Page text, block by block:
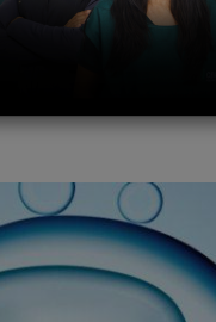
cada-